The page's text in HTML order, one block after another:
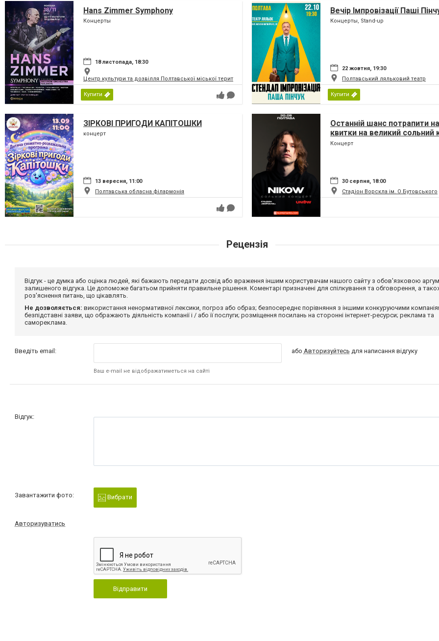
Hans Zimmer Symphony
Концерты
18 листопада, 18:30
Центр культури та дозвілля Полтавської міської територіальної громади
Купити
Вечір Імпровізації Паші
Концерты, Stand-up
22 жовтня, 19:30
Полтавський ляльковий театр
Купити
ЗІРКОВІ ПРИГОДИ КАПІТОШКИ
концерт
13 вересня, 11:00
Полтавська обласна філармонія
Останній шанс потрапити
квитки на великий сольний
Nikow у Полтаві стрімко
Концерт
30 серпня, 18:00
Стадіон Ворскла ім. О.Бутовського
Рецензія
Відгук - це думка або оцінка людей, які бажають передати досвід або враження іншим користувачам нашого сайту з обов'язковою
залишеного відгука. Це допоможе багатьом прийняти правильне рішення. Коментарі призначені для спілкування та обговорення, а
роз'яснення питань, що цікавлять.
Не дозволяється: використання ненормативної лексики, погроз або образ; безпосереднє порівняння з іншими конкуруючими
безпідставні заяви, що ображають діяльність компанії і / або її послуги; розміщення посилань на сторонні інтернет-ресурси; реклама та
самореклама.
Введіть email:
Ваш e-mail не відображатиметься на сайті
або Авторизуйтесь для написання відгуку
Відгук:
Завантажити фото: Вибрати
Авторизуватись
Відправити